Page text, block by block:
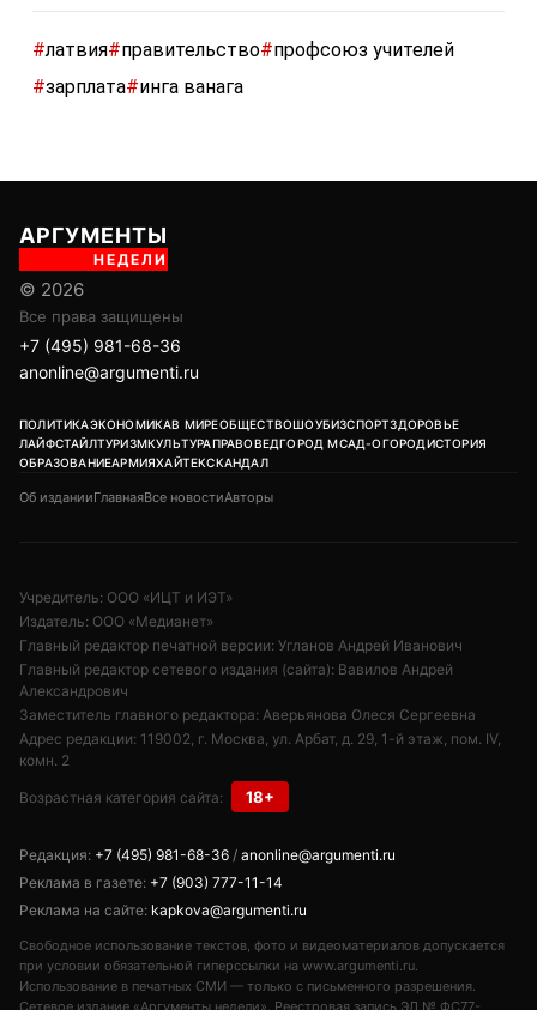
#латвия#правительство#профсоюз учителей
#зарплата#инга ванага
АРГУМЕНТЫ
НЕДЕЛИ
© 2026
Все права защищены
+7 (495) 981-68-36
anonline@argumenti.ru
ПОЛИТИКАЭКОНОМИКАВ МИРЕОБЩЕСТВОШОУБИЗСПОРТЗДОРОВЬЕ
ЛАЙФСТАЙЛТУРИЗМКУЛЬТУРАПРАВОВЕДГОРОД МСАД-ОГОРОДИСТОРИЯ
ОБРАЗОВАНИЕАРМИЯХАЙТЕКСКАНДАЛ
Об изданииГлавнаяВсе новостиАвторы
Учредитель: ООО «ИЦТ и ИЭТ»
Издатель: ООО «Медианет»
Главный редактор печатной версии: Угланов Андрей Иванович
Главный редактор сетевого издания (сайта): Вавилов Андрей
Александрович
Заместитель главного редактора: Аверьянова Олеся Сергеевна
Адрес редакции: 119002, г. Москва, ул. Арбат, д. 29, 1-й этаж, пом. IV,
комн. 2
Возрастная категория сайта: 18+
Редакция: +7 (495) 981-68-36 / anonline@argumenti.ru
Реклама в газете: +7 (903) 777-11-14
Реклама на сайте: kapkova@argumenti.ru
Свободное использование текстов, фото и видеоматериалов допускается
при условии обязательной гиперссылки на www.argumenti.ru.
Использование в печатных СМИ — только с письменного разрешения.
Сетевое издание «Аргументы недели». Реестровая запись ЭЛ № ФС77-